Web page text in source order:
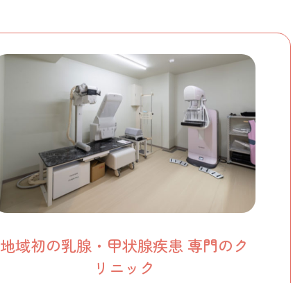
地域初の乳腺・甲状腺疾患 専門のク
リニック